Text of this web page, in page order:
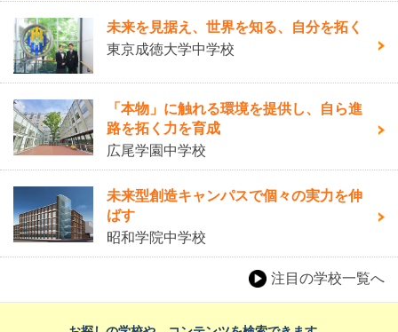
未来を見据え、世界を知る、自分を拓く
東京成徳大学中学校
「本物」に触れる環境を提供し、自ら進
路を拓く力を育成
広尾学園中学校
未来型創造キャンパスで個々の実力を伸
ばす
昭和学院中学校
注目の学校一覧へ